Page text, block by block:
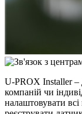
U-PROX Installer –
компаній чи
налаштовувати